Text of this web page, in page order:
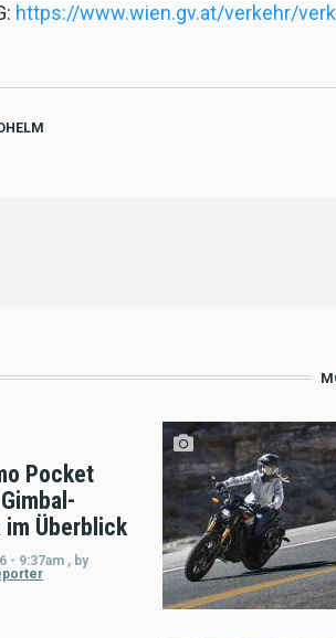
https://www.wien.gv.at/verkehr/
Pocket
im Überblick
- 9:37am , by